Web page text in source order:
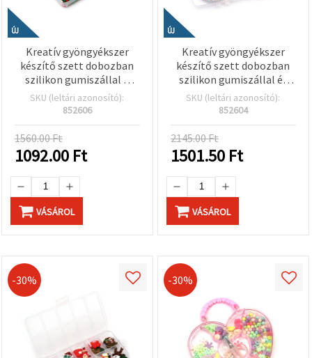
ÚJ
Kreatív gyöngyékszer
készítő szett dobozban
szilikon gumiszállal –
fehér, zöld, piros
színekben
SKU (leltári azonosító):
852606
1560.00 Ft
1092.00 Ft
VÁSÁROL
ÚJ
Kreatív gyöngyékszer
készítő szett dobozban
szilikon gumiszállal és
ollóval – vegyes színek
(assorted)
SKU (leltári azonosító):
852604
2145.00 Ft
1501.50 Ft
VÁSÁROL
-30% -30%